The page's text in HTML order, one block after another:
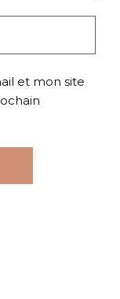
et mon site